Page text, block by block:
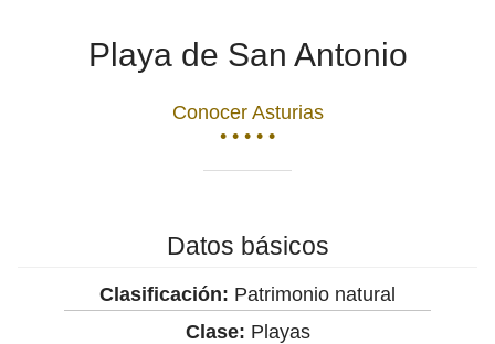
Playa de San Antonio
Conocer Asturias
• • • • •
Datos básicos
Clasificación: Patrimonio natural
Clase: Playas